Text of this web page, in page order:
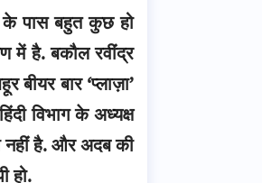
के पास बहुत कुछ हो
में है.बकौल रवींद्र
बार ‘प्लाज़ा’
विभाग के अध्यक्ष
नहीं है. और अदब की
हो.